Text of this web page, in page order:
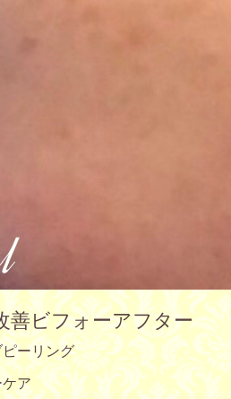
善ビフォーアフター
ーリング
ア